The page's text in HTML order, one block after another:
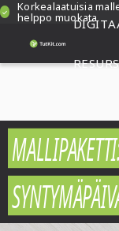
Korkealaatuisia
helppo muokata